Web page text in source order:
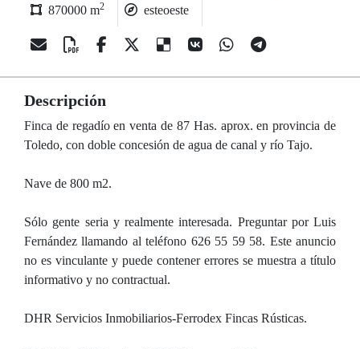
870000 m2 esteoeste
Descripción
Finca de regadío en venta de 87 Has. aprox. en provincia de
Toledo, con doble concesión de agua de canal y río Tajo.
Nave de 800 m2.
Sólo gente seria y realmente interesada. Preguntar por Luis
Fernández llamando al teléfono 626 55 59 58. Este anuncio
no es vinculante y puede contener errores se muestra a título
informativo y no contractual.
DHR Servicios Inmobiliarios-Ferrodex Fincas Rústicas.